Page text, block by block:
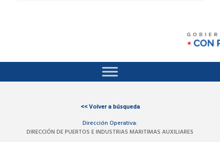
<<Volver a búsqueda
Dirección Operativa:
DIRECCIÓN DE PUERTOS E INDUSTRIAS MARITIMAS AUXILIARES